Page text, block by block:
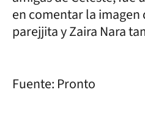
en comentar la
parejjita y Zaira Nara
Fuente: Pronto